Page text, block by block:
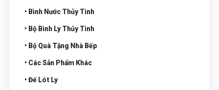
• Bình Nước Thủy Tinh
• Bộ Bình Ly Thủy Tinh
• Bộ Quà Tặng Nhà Bếp
• Các Sản Phẩm Khác
• Đế Lót Ly